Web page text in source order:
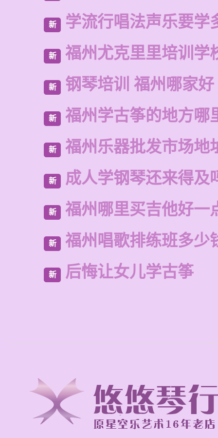
新 学流行唱法声乐要学
新 福州尤克里里培训学
新 钢琴培训 福州哪家好
新 福州学古筝的地方哪
新 福州乐器批发市场地
新 成人学钢琴还来得及
新 福州哪里买吉他好一
新 福州唱歌排练班多少
新 后悔让女儿学古筝